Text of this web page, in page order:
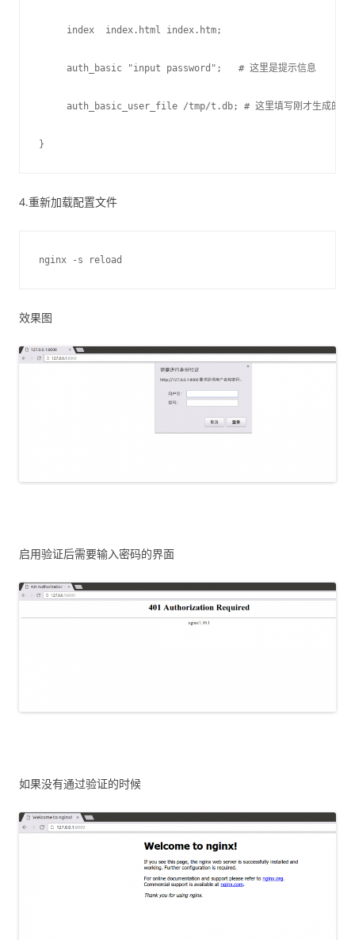
index  index.html index.htm;
auth_basic "input password";   # 这里是提示信息
auth_basic_user_file /tmp/t.db; # 这里填写刚才生成的文
}
4.重新加载配置文件
nginx -s reload
效果图
启用验证后需要输入密码的界面
如果没有通过验证的时候